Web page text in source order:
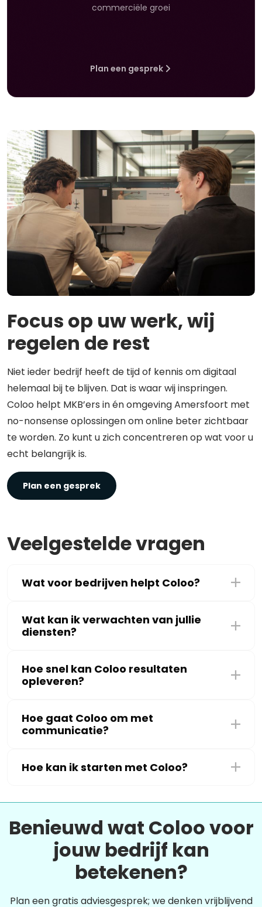
commerciële groei
Plan een gesprek
Focus op uw werk, wij
regelen de rest
Niet ieder bedrijf heeft de tijd of kennis om digitaal
helemaal bij te blijven. Dat is waar wij inspringen.
Coloo helpt MKB’ers in én omgeving Amersfoort met
no-nonsense oplossingen om online beter zichtbaar
te worden. Zo kunt u zich concentreren op wat voor u
echt belangrijk is.
Plan een gesprek
Veelgestelde vragen
Wat voor bedrijven helpt Coloo?
Wat kan ik verwachten van jullie
diensten?
Hoe snel kan Coloo resultaten
opleveren?
Hoe gaat Coloo om met
communicatie?
Hoe kan ik starten met Coloo?
Benieuwd wat Coloo voor
jouw bedrijf kan
betekenen?
Plan een gratis adviesgesprek; we denken vrijblijvend